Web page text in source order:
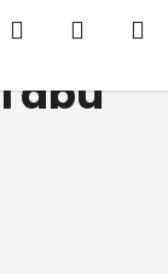
Hľadať